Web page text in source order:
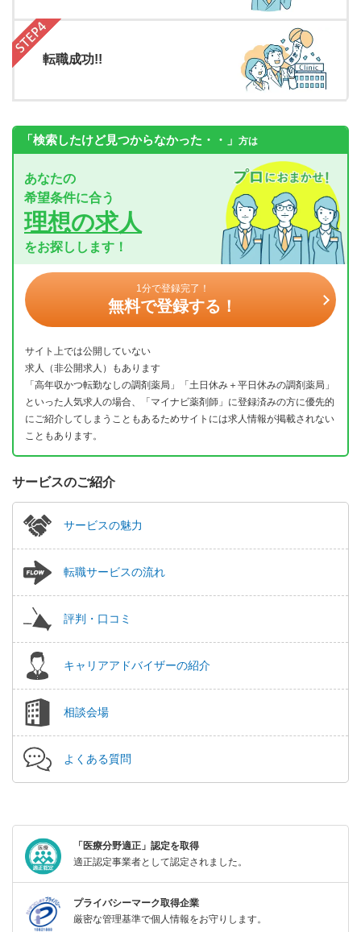
転職成功!!
「検索したけど見つからなかった・・」 方は
あなたの
希望条件に合う
理想の求人
をお探しします！
1分で登録完了！
無料で登録する！
サイト上では公開していない
求人（非公開求人）もあります
「高年収かつ転勤なしの調剤薬局」「土日休み＋平日休みの調剤薬局」
といった人気求人の場合、「マイナビ薬剤師」に登録済みの方に優先的
にご紹介してしまうこともあるためサイトには求人情報が掲載されない
こともあります。
サービスのご紹介
サービスの魅力
転職サービスの流れ
評判・口コミ
キャリアアドバイザーの紹介
相談会場
よくある質問
「医療分野適正」認定を取得
適正認定事業者として認定されました。
プライバシーマーク取得企業
厳密な管理基準で個人情報をお守りします。